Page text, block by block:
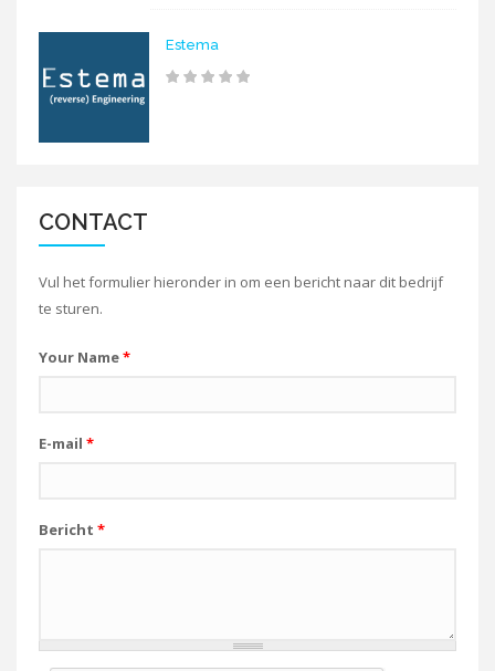
Estema
CONTACT
Vul het formulier hieronder in om een bericht naar dit bedrijf
te sturen.
Your Name*
E-mail *
Bericht *